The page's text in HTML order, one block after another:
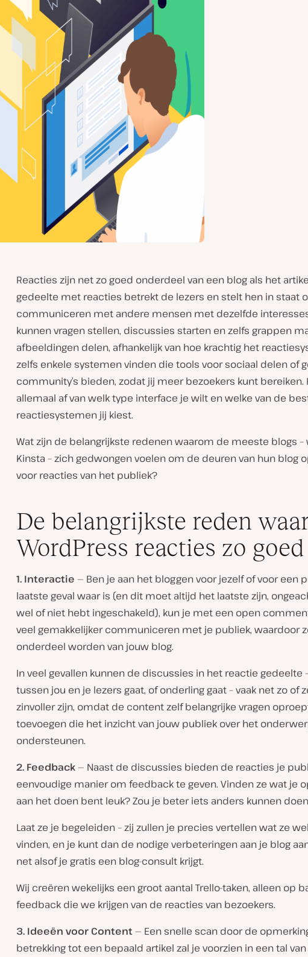
Reacties zijn net zo goed onderdeel van een blog als het
gedeelte met reacties betrekt de lezers en stelt hen in staat
communiceren met andere mensen met dezelfde
kunnen vragen stellen, discussies starten en zelfs grappen
afbeeldingen delen, afhankelijk van hoe krachtig het
zelfs enkele systemen vinden die tools voor sociaal delen of
community’s bieden, zodat jij meer bezoekers kunt bereiken.
allemaal af van welk type interface je wilt en welke van de
reactiesystemen jij kiest.
Wat zijn de belangrijkste redenen waarom de meeste blogs –
Kinsta – zich gedwongen voelen om de deuren van hun blog
voor reacties van het publiek?
De belangrijkste reden
WordPress reacties zo
1. Interactie — Ben je aan het bloggen voor jezelf of voor een
laatste geval waar is (en dit moet altijd het laatste zijn,
wel of niet hebt ingeschakeld), kun je met een open
veel gemakkelijker communiceren met je publiek, waardoor
onderdeel worden van jouw blog.
In veel gevallen kunnen de discussies in het reactie gedeelte
tussen jou en je lezers gaat, of onderling gaat – vaak net zo of
zinvoller zijn, omdat de content zelf belangrijke vragen
toevoegen die het inzicht van jouw publiek over het
ondersteunen.
2. Feedback— Naast de discussies bieden de reacties je
eenvoudige manier om feedback te geven. Vinden ze wat je
aan het doen bent leuk? Zou je beter iets anders kunnen
Laat ze je begeleiden – zij zullen je precies vertellen wat ze
vinden, en je kunt dan de nodige verbeteringen aan je blog
net alsof je gratis een blog-consult krijgt.
Wij creëren wekelijks een groot aantal Trello-taken, alleen op
feedback die we krijgen van de reacties van bezoekers.
3. Ideeën voor Content— Een snelle scan door de
betrekking tot een bepaald artikel zal je voorzien in een tal